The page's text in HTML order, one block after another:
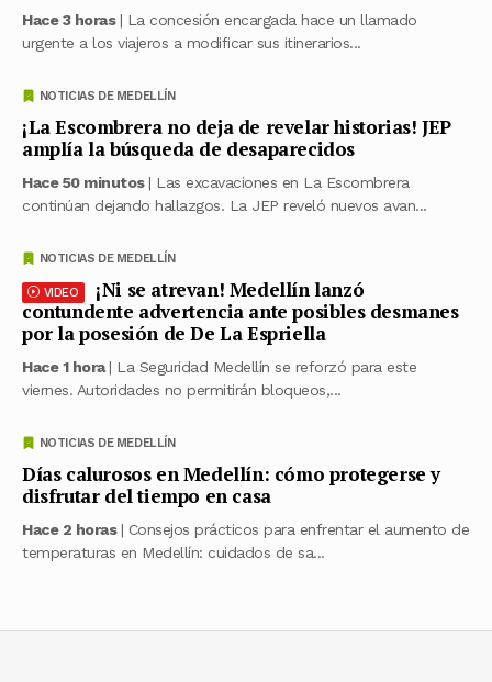
NOTICIAS DE MEDELLÍN
¡La Escombrera no deja de revelar historias! JEP
amplía la búsqueda de desaparecidos
Hace 50 minutos| Las excavaciones en La Escombrera
continúan dejando hallazgos. La JEP reveló nuevos avan...
NOTICIAS DE MEDELLÍN
VIDEO
¡Ni se atrevan! Medellín lanzó
contundente advertencia ante posibles desmanes
por la posesión de De La Espriella
Hace 1 hora| La Seguridad Medellín se reforzó para este
viernes. Autoridades no permitirán bloqueos,...
NOTICIAS DE MEDELLÍN
Días calurosos en Medellín: cómo protegerse y
disfrutar del tiempo en casa
Hace 2 horas| Consejos prácticos para enfrentar el aumento de
temperaturas en Medellín: cuidados de sa...
Hace 3 horas| La concesión encargada hace un llamado
urgente a los viajeros a modificar sus itinerarios...